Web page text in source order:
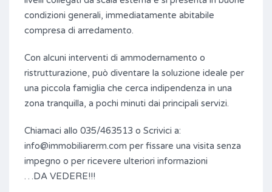
condizioni generali, immediatamente abitabile
compresa di arredamento.
Con alcuni interventi di ammodernamento o
ristrutturazione, può diventare la soluzione ideale per
una piccola famiglia che cerca indipendenza in una
zona tranquilla, a pochi minuti dai principali servizi.
Chiamaci allo 035/463513 o Scrivici a:
info@immobiliarerm.com per fissare una visita senza
impegno o per ricevere ulteriori informazioni
…DA VEDERE!!!